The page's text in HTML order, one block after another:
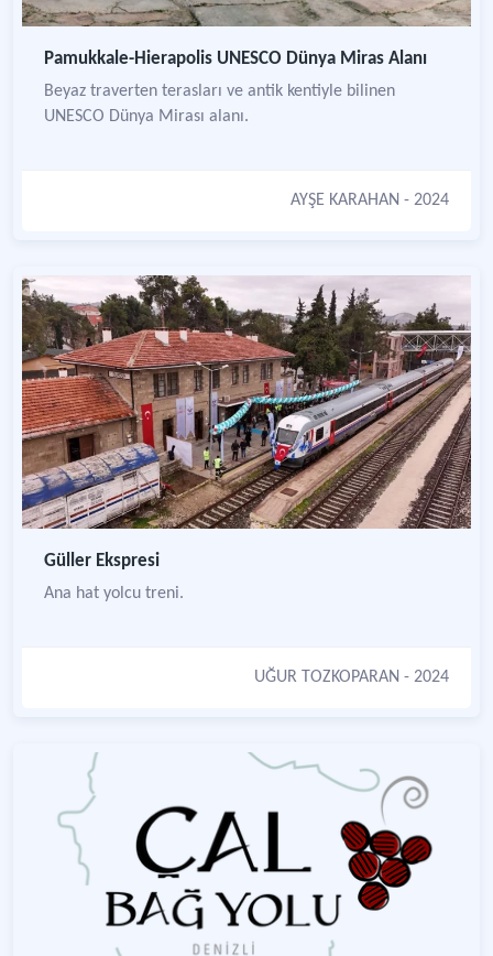
Pamukkale-Hierapolis UNESCO Dünya Miras Alanı
Beyaz traverten terasları ve antik kentiyle bilinen
UNESCO Dünya Mirası alanı.
AYŞE KARAHAN - 2024
Güller Ekspresi
Ana hat yolcu treni.
UĞUR TOZKOPARAN - 2024